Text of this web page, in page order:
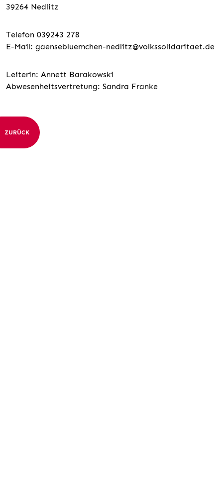
39264 Nedlitz
Telefon 039243 278
E-Mail: gaensebluemchen-nedlitz@volkssolidaritaet.de
Leiterin: Annett Barakowski
Abwesenheitsvertretung: Sandra Franke
ZURÜCK